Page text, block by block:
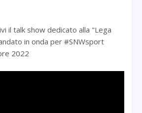
il talk show dedicato alla "Lega
in onda per #SNWsport
2022